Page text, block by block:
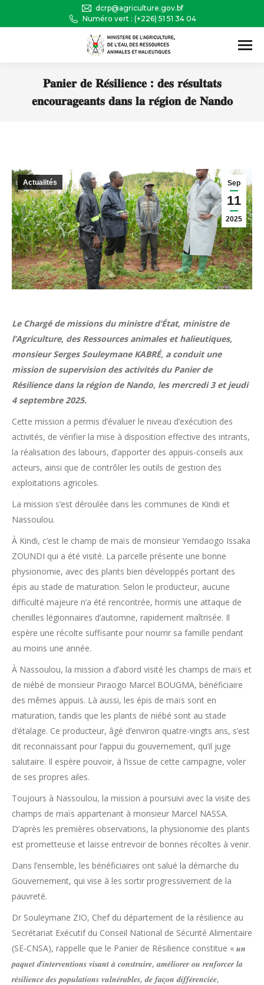
dcrp@agriculture.gov.bf
Numéro vert : (+226) 51 51 34 04
𝐏𝐚𝐧𝐢𝐞𝐫 𝐝𝐞 𝐑𝐞́𝐬𝐢𝐥𝐢𝐞𝐧𝐜𝐞 : 𝐝𝐞𝐬 𝐫𝐞́𝐬𝐮𝐥𝐭𝐚𝐭𝐬
𝐞𝐧𝐜𝐨𝐮𝐫𝐚𝐠𝐞𝐚𝐧𝐭𝐬 𝐝𝐚𝐧𝐬 𝐥𝐚 𝐫𝐞́𝐠𝐢𝐨𝐧 𝐝𝐞 𝐍𝐚𝐧𝐝𝐨
Sep
11
2025
Actualités
Le Chargé de missions du ministre d’État, ministre de
l’Agriculture, des Ressources animales et halieutiques,
monsieur Serges Souleymane KABRÉ, a conduit une
mission de supervision des activités du Panier de
Résilience dans la région de Nando, les mercredi 3 et jeudi
4 septembre 2025.
Cette mission a permis d’évaluer le niveau d’exécution des
activités, de vérifier la mise à disposition effective des intrants,
la réalisation des labours, d’apporter des appuis-conseils aux
acteurs, ainsi que de contrôler les outils de gestion des
exploitations agricoles.
La mission s’est déroulée dans les communes de Kindi et
Nassoulou.
À Kindi, c’est le champ de maïs de monsieur Yemdaogo Issaka
ZOUNDI qui a été visité. La parcelle présente une bonne
physionomie, avec des plants bien développés portant des
épis au stade de maturation. Selon le producteur, aucune
difficulté majeure n’a été rencontrée, hormis une attaque de
chenilles légionnaires d’automne, rapidement maîtrisée. Il
espère une récolte suffisante pour nourrir sa famille pendant
au moins une année.
À Nassoulou, la mission a d’abord visité les champs de maïs et
de niébé de monsieur Piraogo Marcel BOUGMA, bénéficiaire
des mêmes appuis. Là aussi, les épis de maïs sont en
maturation, tandis que les plants de niébé sont au stade
d’étalage. Ce producteur, âgé d’environ quatre-vingts ans, s’est
dit reconnaissant pour l’appui du gouvernement, qu’il juge
salutaire. Il espère pouvoir, à l’issue de cette campagne, voler
de ses propres ailes.
Toujours à Nassoulou, la mission a poursuivi avec la visite des
champs de maïs appartenant à monsieur Marcel NASSA.
D’après les premières observations, la physionomie des plants
est prometteuse et laisse entrevoir de bonnes récoltes à venir.
Dans l’ensemble, les bénéficiaires ont salué la démarche du
Gouvernement, qui vise à les sortir progressivement de la
pauvreté.
Dr Souleymane ZIO, Chef du département de la résilience au
Secrétariat Exécutif du Conseil National de Sécurité Alimentaire
(SE-CNSA), rappelle que le Panier de Résilience constitue « 𝒖𝒏
𝒑𝒂𝒒𝒖𝒆𝒕 𝒅’𝒊𝒏𝒕𝒆𝒓𝒗𝒆𝒏𝒕𝒊𝒐𝒏𝒔 𝒗𝒊𝒔𝒂𝒏𝒕 𝒂̀ 𝒄𝒐𝒏𝒔𝒕𝒓𝒖𝒊𝒓𝒆, 𝒂𝒎𝒆́𝒍𝒊𝒐𝒓𝒆𝒓 𝒐𝒖 𝒓𝒆𝒏𝒇𝒐𝒓𝒄𝒆𝒓 𝒍𝒂
𝒓𝒆́𝒔𝒊𝒍𝒊𝒆𝒏𝒄𝒆 𝒅𝒆𝒔 𝒑𝒐𝒑𝒖𝒍𝒂𝒕𝒊𝒐𝒏𝒔 𝒗𝒖𝒍𝒏𝒆́𝒓𝒂𝒃𝒍𝒆𝒔, 𝒅𝒆 𝒇𝒂𝒄̧𝒐𝒏 𝒅𝒊𝒇𝒇𝒆́𝒓𝒆𝒏𝒄𝒊𝒆́𝒆,